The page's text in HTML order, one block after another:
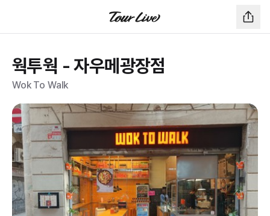
웍투웍 - 자우메광장점
Wok To Walk